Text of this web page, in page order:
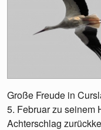
Große Freude in
5. Februar zu seinem
Achterschlag